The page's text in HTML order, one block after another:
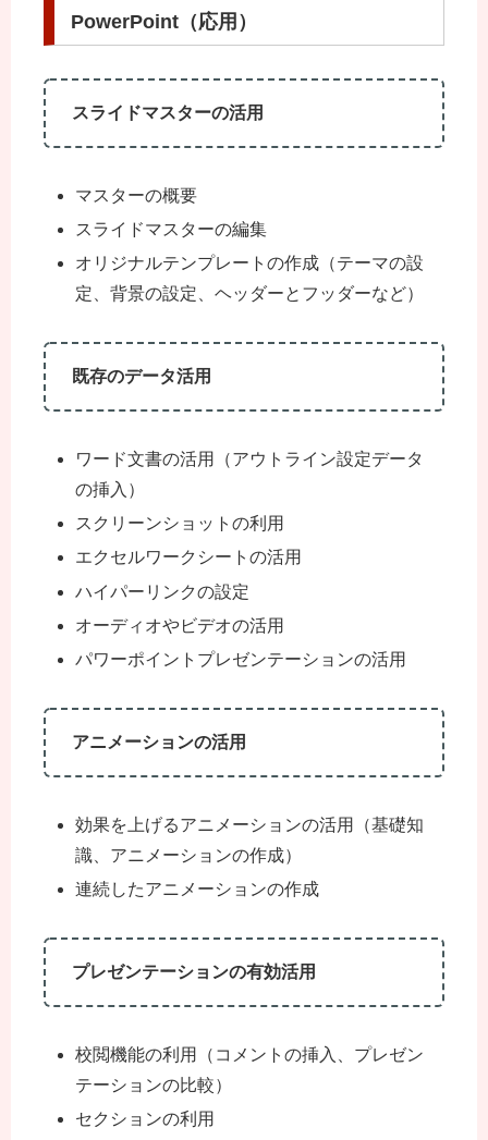
PowerPoint（応用）
スライドマスターの活用
マスターの概要
スライドマスターの編集
オリジナルテンプレートの作成（テーマの設
定、背景の設定、ヘッダーとフッダーなど）
既存のデータ活用
ワード文書の活用（アウトライン設定データ
の挿入）
スクリーンショットの利用
エクセルワークシートの活用
ハイパーリンクの設定
オーディオやビデオの活用
パワーポイントプレゼンテーションの活用
アニメーションの活用
効果を上げるアニメーションの活用（基礎知
識、アニメーションの作成）
連続したアニメーションの作成
プレゼンテーションの有効活用
校閲機能の利用（コメントの挿入、プレゼン
テーションの比較）
セクションの利用